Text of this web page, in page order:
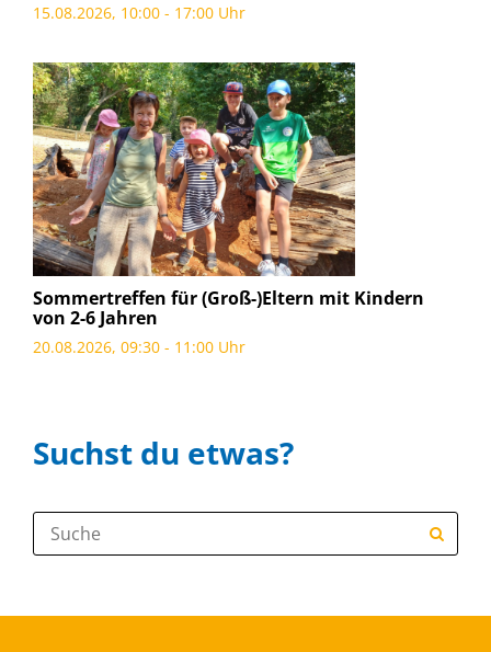
15.08.2026, 10:00 - 17:00 Uhr
Sommertreffen für (Groß-)Eltern mit Kindern
von 2-6 Jahren
20.08.2026, 09:30 - 11:00 Uhr
Suchst du etwas?
Suche: